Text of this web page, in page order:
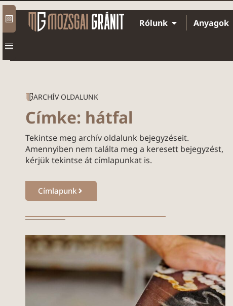
Rólunk Anyagok
ARCHÍV OLDALUNK
Címke: hátfal
Tekintse meg archív oldalunk bejegyzéseit.
Amennyiben nem találta meg a keresett bejegyzést,
kérjük tekintse át címlapunkat is.
Címlapunk